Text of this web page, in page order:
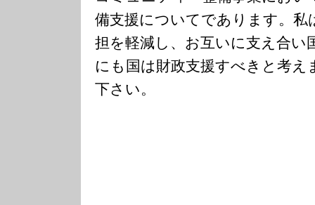
備支援についてであります。私
担を軽減し、お互いに支え合い
にも国は財政支援すべきと考
下さい。